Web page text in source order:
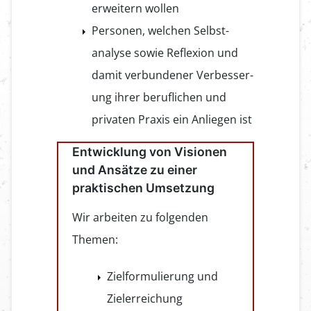
erweitern wollen
Personen, welchen Selbst­
analyse sowie Reflexion und
damit verbundener Verbesser­
ung ihrer beruflichen und
privaten Praxis ein Anliegen ist
Entwicklung von Visionen
und Ansätze zu einer
praktischen Umsetzung
Wir arbeiten zu folgenden
Themen:
Zielformulierung und
Zielerreichung